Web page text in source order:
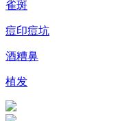
雀斑
痘印痘坑
酒糟鼻
植发